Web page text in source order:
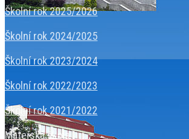
Školní rok 2025/2026
Školní rok 2024/2025
Školní rok 2023/2024
Školní rok 2022/2023
Školní rok 2021/2022
Mateřská škola